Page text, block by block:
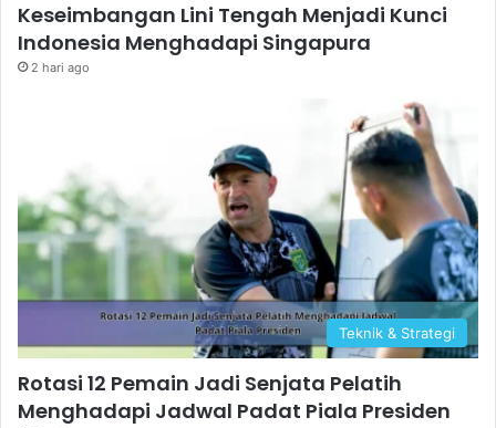
Keseimbangan Lini Tengah Menjadi Kunci
Indonesia Menghadapi Singapura
2 hari ago
Teknik & Strategi
Rotasi 12 Pemain Jadi Senjata Pelatih
Menghadapi Jadwal Padat Piala Presiden